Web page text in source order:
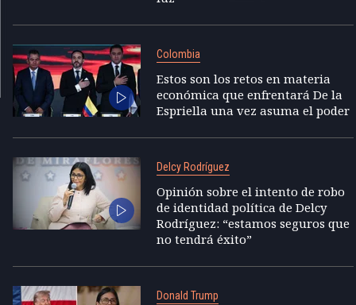
Colombia
Estos son los retos en materia
económica que enfrentará De la
Espriella una vez asuma el poder
Delcy Rodríguez
Opinión sobre el intento de robo
de identidad política de Delcy
Rodríguez: “estamos seguros que
no tendrá éxito”
Donald Trump